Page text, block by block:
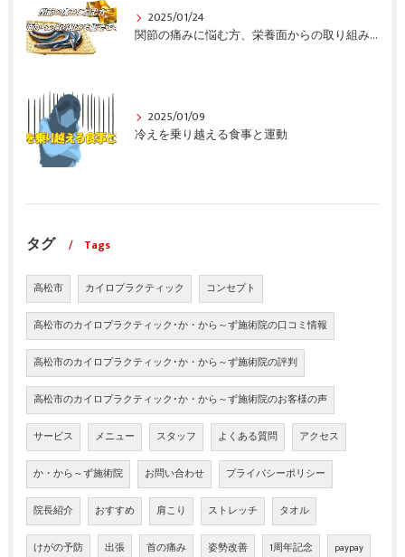
2025/01/24
関節の痛みに悩む方、栄養面からの取り組みも重要ですよ！
2025/01/09
冷えを乗り越える食事と運動
タグ Tags
高松市 カイロプラクティック コンセプト
高松市のカイロプラクティック･か・から～ず施術院の口コミ情報
高松市のカイロプラクティック･か・から～ず施術院の評判
高松市のカイロプラクティック･か・から～ず施術院のお客様の声
サービス メニュー スタッフ よくある質問 アクセス
か・から～ず施術院 お問い合わせ プライバシーポリシー
院長紹介 おすすめ 肩こり ストレッチ タオル
けがの予防 出張 首の痛み 姿勢改善 1周年記念 paypay